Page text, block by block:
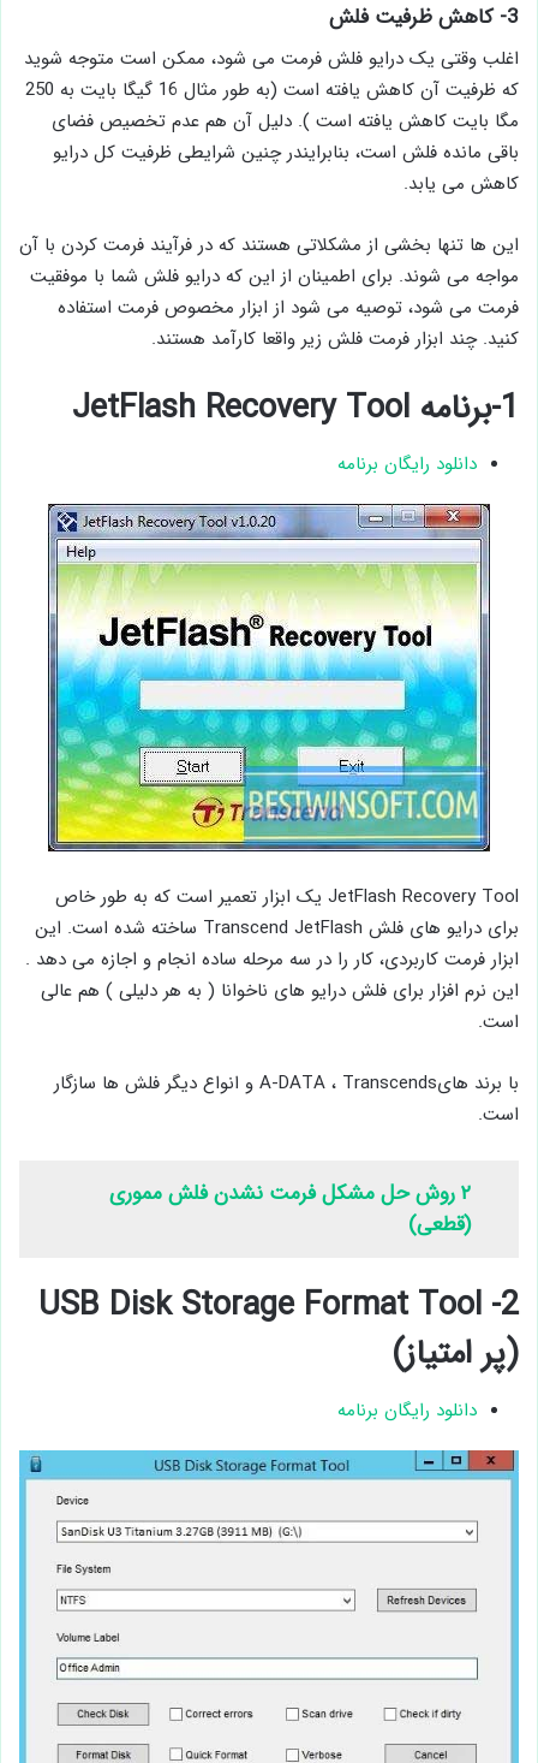
3- کاهش ظرفیت فلش
اغلب وقتی یک درایو فلش فرمت می شود، ممکن است متوجه شوید
که ظرفیت آن کاهش یافته است (به طور مثال 16 گیگا بایت به 250
مگا بایت کاهش یافته است ). دلیل آن هم عدم تخصیص فضای
باقی ‌مانده فلش است، بنابرایندر چنین شرایطی ظرفیت کل درایو
کاهش می ‌یابد.
این ها تنها بخشی از مشکلاتی هستند که در فرآیند فرمت کردن با آن
مواجه می شوند. برای اطمینان از این که درایو فلش شما با موفقیت
فرمت می شود، توصیه می شود از ابزار مخصوص فرمت استفاده
کنید. چند ابزار فرمت فلش زیر واقعا کارآمد هستند.
1-برنامه JetFlash Recovery Tool
دانلود رایگان برنامه
JetFlash Recovery Tool یک ابزار تعمیر است که به طور خاص
برای درایو های فلش Transcend JetFlash ساخته شده است. این
ابزار فرمت کاربردی، کار را در سه مرحله ساده انجام و اجازه می دهد .
این نرم افزار برای فلش درایو های ناخوانا ( به هر دلیلی ) هم عالی
است.
با برند هایA-DATA ، Transcends و انواع دیگر فلش ها سازگار
است.
۲ روش حل مشکل فرمت نشدن فلش مموری
(قطعی)
2- USB Disk Storage Format Tool
(پر امتیاز)
دانلود رایگان برنامه